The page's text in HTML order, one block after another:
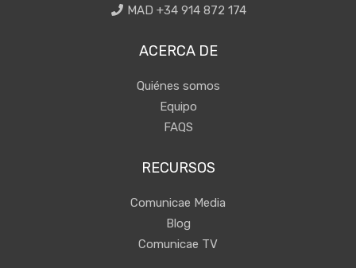
MAD +34 914 872 174
ACERCA DE
Quiénes somos
Equipo
FAQS
RECURSOS
Comunicae Media
Blog
Comunicae TV